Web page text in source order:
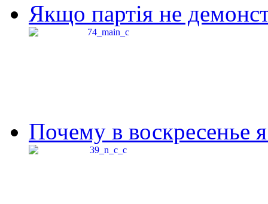
Якщо партія не
Почему в воскресенье